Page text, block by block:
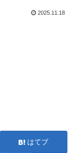
2025.11.18
はてブ